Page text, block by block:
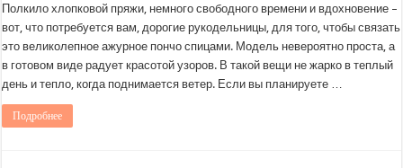
Полкило хлопковой пряжи, немного свободного времени и вдохновение –
вот, что потребуется вам, дорогие рукодельницы, для того, чтобы связать
это великолепное ажурное пончо спицами. Модель невероятно проста, а
в готовом виде радует красотой узоров. В такой вещи не жарко в теплый
день и тепло, когда поднимается ветер. Если вы планируете …
Подробнее